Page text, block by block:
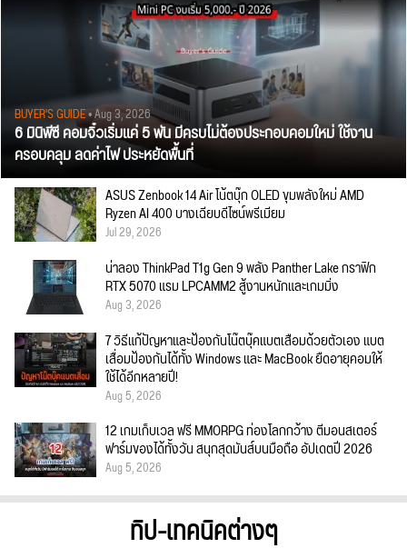
BUYER'S GUIDE• Aug 3, 2026
6 มินิพีซี คอมจิ๋วเริ่มแค่ 5 พัน มีครบไม่ต้องประกอบคอมใหม่ ใช้งาน
ครอบคลุม ลดค่าไฟ ประหยัดพื้นที่
ASUS Zenbook 14 Air โน้ตบุ๊ก OLED ขุมพลังใหม่ AMD
Ryzen AI 400 บางเฉียบดีไซน์พรีเมียม
Jul 29, 2026
น่าลอง ThinkPad T1g Gen 9 พลัง Panther Lake กราฟิก
RTX 5070 แรม LPCAMM2 สู้งานหนักและเกมมิ่ง
Aug 3, 2026
7 วิธีแก้ปัญหาและป้องกันโน๊ตบุ๊คแบตเสื่อมด้วยตัวเอง แบต
เสื่อมป้องกันได้ทั้ง Windows และ MacBook ยืดอายุคอมให้
ใช้ได้อีกหลายปี!
Aug 5, 2026
12 เกมเก็บเวล ฟรี MMORPG ท่องโลกกว้าง ตีมอนสเตอร์
ฟาร์มของได้ทั้งวัน สนุกสุดมันส์บนมือถือ อัปเดตปี 2026
Aug 5, 2026
ทิป-เทคนิคต่างๆ